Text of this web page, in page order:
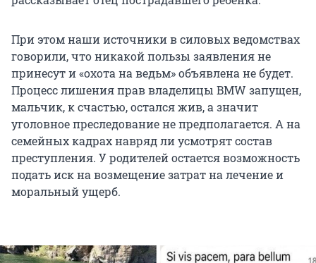
При этом наши источники в силовых ведомствах
говорили, что никакой пользы заявления не
принесут и «охота на ведьм» объявлена не будет.
Процесс лишения прав владелицы BMW запущен,
мальчик, к счастью, остался жив, а значит
уголовное преследование не предполагается. А на
семейных кадрах навряд ли усмотрят состав
преступления. У родителей остается возможность
подать иск на возмещение затрат на лечение и
моральный ущерб.